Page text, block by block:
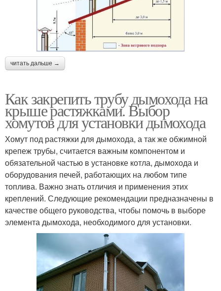
читать дальше →
Как закрепить трубу дымохода на
крыше растяжками. Выбор
хомутов для установки дымохода
Хомут под растяжки для дымохода, а так же обжимной
крепеж трубы, считается важным компонентом и
обязательной частью в установке котла, дымохода и
оборудования печей, работающих на любом типе
топлива. Важно знать отличия и применения этих
креплений. Следующие рекомендации предназначены в
качестве общего руководства, чтобы помочь в выборе
элемента дымохода, необходимого для установки.